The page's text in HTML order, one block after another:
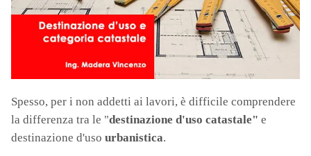
Spesso, per i non addetti ai lavori, è difficile comprendere
la differenza tra le "destinazione d'uso catastale" e
destinazione d'uso urbanistica.